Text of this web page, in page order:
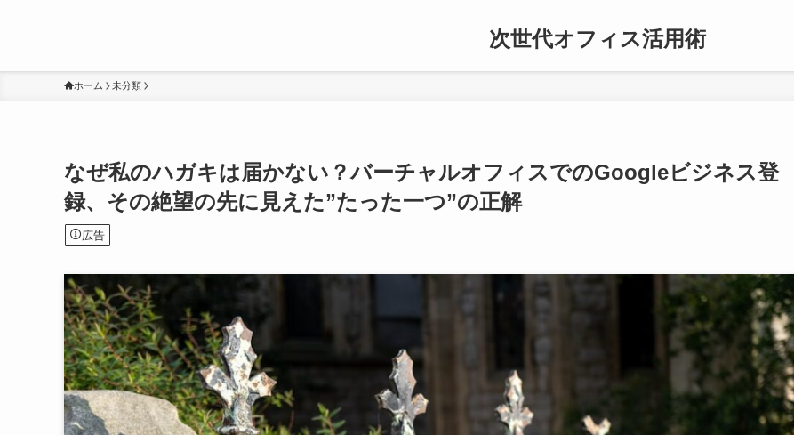
次世代オフィス活用術
ホーム 未分類
なぜ私のハガキは届かない？バーチャルオフィスでのGoogleビジネス登
録、その絶望の先に見えた”たった一つ”の正解
広告